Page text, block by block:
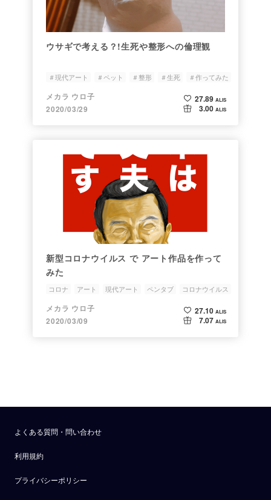
ウサギで考える？!生死や整形への倫理観
＃現代アート ＃ペット ＃整形 ＃生死 ＃作ってみた
メカラ ウロ子
2020/03/29
27.89 ALIS
3.00 ALIS
新型コロナウイルス で アート作品を作って
みた
コロナ アート 現代アート ペンタブ コロナウイルス
メカラ ウロ子
2020/03/09
27.10 ALIS
7.07 ALIS
よくある質問・問い合わせ
利用規約
プライバシーポリシー